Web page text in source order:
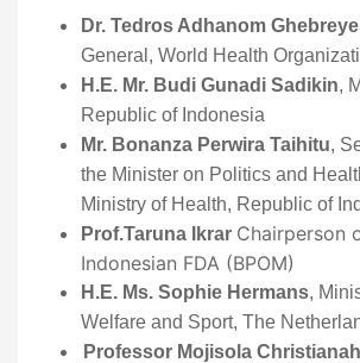
Dr. Tedros Adhanom
General, World Health
H.E. Mr. Budi Gunadi Sadikin,
Republic of Indonesia
Mr. Bonanza Perwira Taihitu,
the Minister on Politics and
Ministry of Health, Republic of
Prof.Taruna Ikrar Chairperson
Indonesian FDA (BPOM)
H.E. Ms. Sophie Hermans,
Welfare and Sport, The
Professor Mojisola